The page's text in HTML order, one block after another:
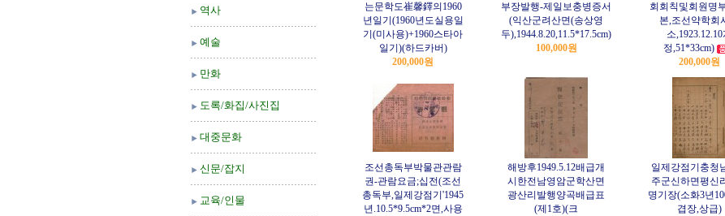
역사
예술
만화
도록/화집/사진집
대중문화
신문/잡지
교육/인물
는문학도崔馨鐸의1960
년일기(1960년도실용일
기(미사용)+1960스타아
일기)(하드카버)
200,000원
부장발행-제일보충병증서
(익산군려산면(송상영
두),1944.8.20,11.5*17.5cm)
100,000원
회회칙및회원명
본,조선약학회
소,1923.12.10
정,51*33cm)
200,000원
조선총독부박물관관람
권-관람요금;십전(조선
총독부,일제강점기'1945
년.10.5*9.5cm*2면,사용
해방후1949.5.12배급개
시한전남영암군학산면
광산리발행양곡배급표
(제1호)(크
일제강점기충청
주군신하면평신
명기장(소화3년
겹장,상급)